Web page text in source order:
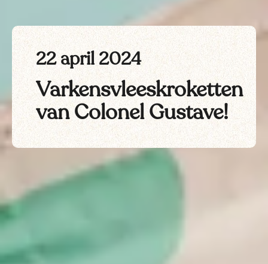
22 april 2024
Varkensvleeskroketten
van Colonel Gustave!